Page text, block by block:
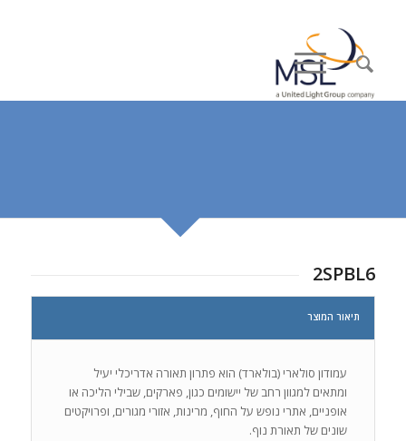
2SPBL6
תיאור המוצר
עמודון סולארי (בולארד) הוא פתרון תאורה אדריכלי יעיל
ומתאים למגוון רחב של יישומים כגון, פארקים, שבילי הליכה או
אופניים, אתרי נופש על החוף, מרינות, אזורי מגורים, ופרויקטים
שונים של תאורת נוף.